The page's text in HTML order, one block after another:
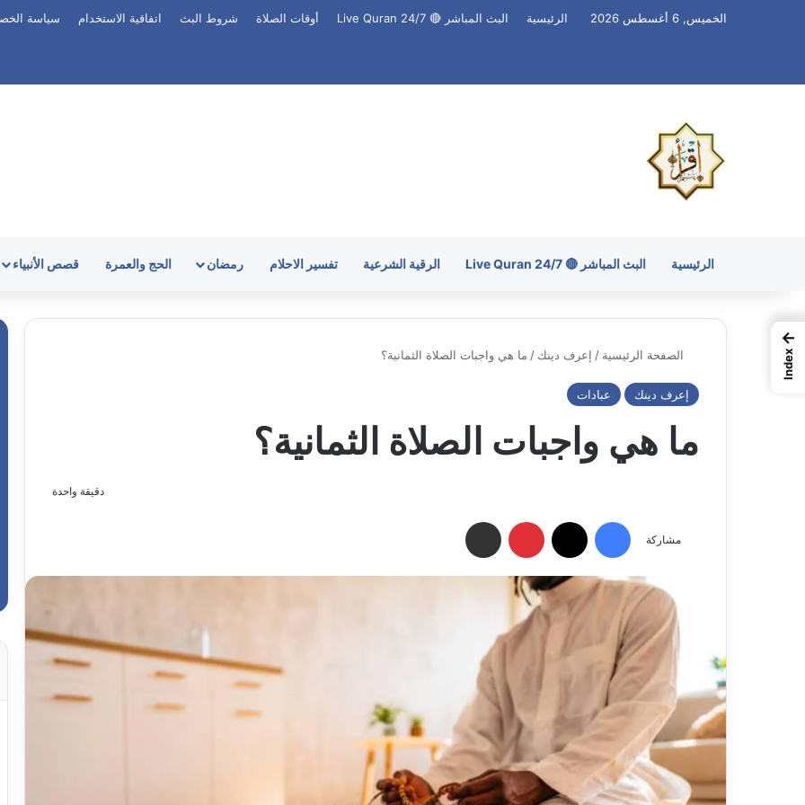
الخميس, 6 أغسطس 2026 الرئيسية البث المباشر 🔴 Live Quran 24/7 أوقات الصلاة شروط البث اتفاقية الاستخدام سياسة
الرئيسية البث المباشر 🔴 Live Quran 24/7 الرقية الشرعية تفسير الاحلام رمضان الحج والعمرة قصص الأنبياء
الصفحة الرئيسية / إعرف دينك / ما هي واجبات الصلاة الثمانية؟
إعرف دينك عبادات
ما هي واجبات الصلاة الثمانية؟
دقيقة واحدة
مشاركة
فيسبوك بينتيريست
←
Index